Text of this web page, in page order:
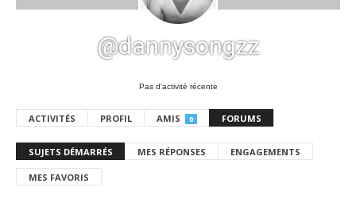
@dannysongzz
Pas d’activité récente
ACTIVITÉS PROFIL AMIS 0 FORUMS
SUJETS DÉMARRÉS MES RÉPONSES ENGAGEMENTS
MES FAVORIS